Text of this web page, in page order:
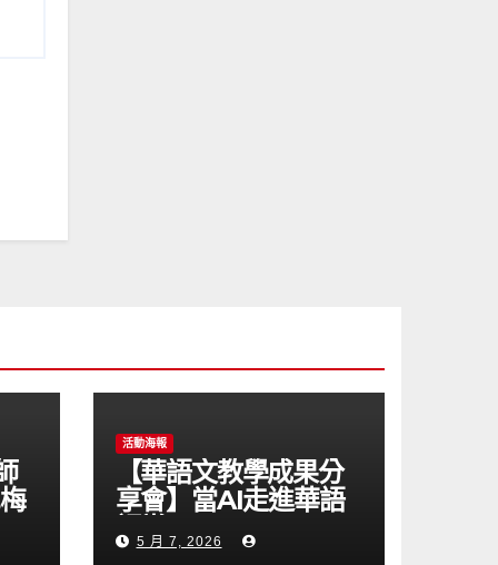
活動海報
【華語文教學成果分
享會】當AI走進華語
課堂
5 月 7, 2026